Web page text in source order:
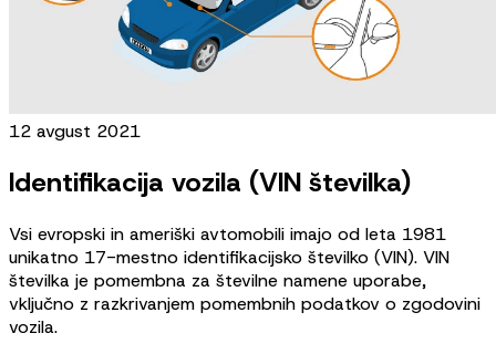
12 avgust 2021
Identifikacija vozila (VIN številka)
Vsi evropski in ameriški avtomobili imajo od leta 1981
unikatno 17-mestno identifikacijsko številko (VIN). VIN
številka je pomembna za številne namene uporabe,
vključno z razkrivanjem pomembnih podatkov o zgodovini
vozila.